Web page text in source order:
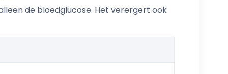
de bloedglucose. Het verergert ook